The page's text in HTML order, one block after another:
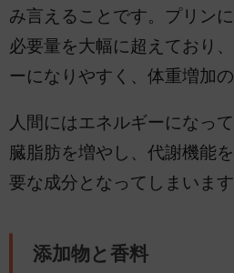
み言えることです。プリン
必要量を大幅に超えており
ーになりやすく、体重増加
人間にはエネルギーになっ
臓脂肪を増やし、代謝機能
要な成分となってしまいます
添加物と香料